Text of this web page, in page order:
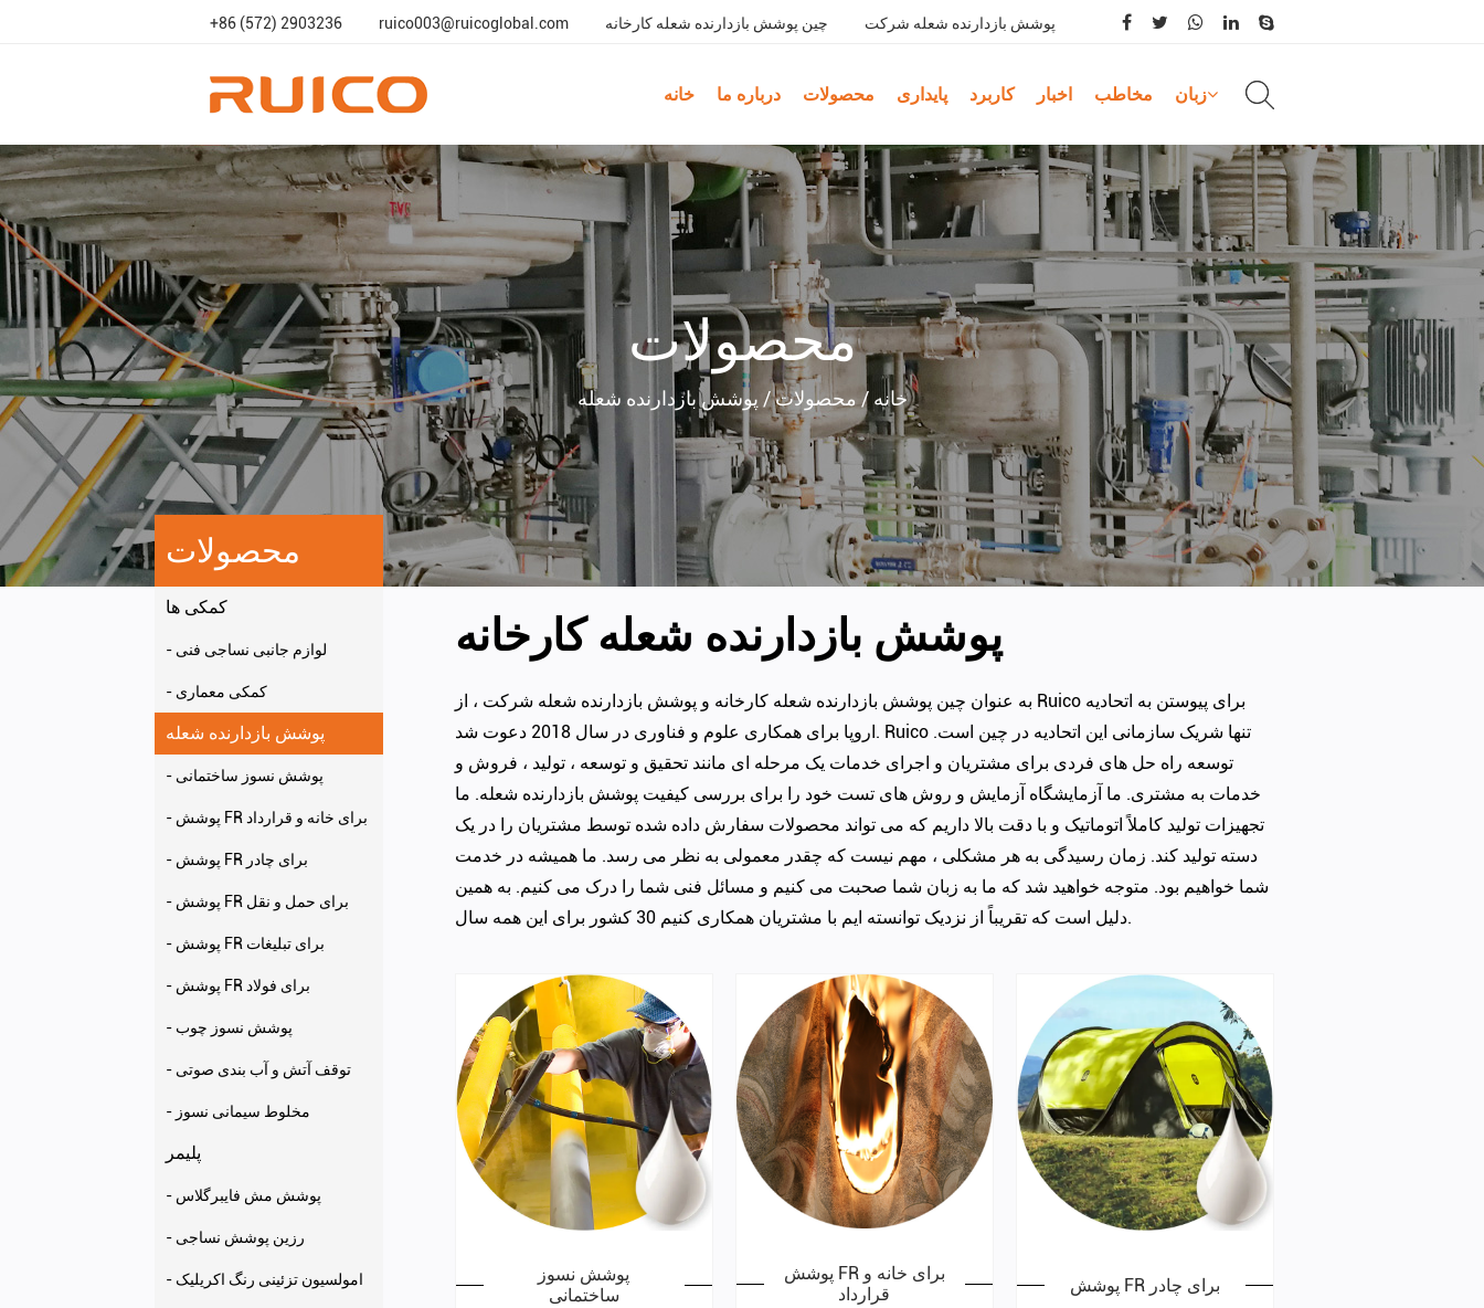
+86 (572) 2903236 ruico003@ruicoglobal.com چین پوشش بازدارنده شعله کارخانه پوشش بازدارنده شعله شرکت
خانه درباره ما محصولات پایداری کاربرد اخبار مخاطب زبان
محصولات
خانه/محصولات/ پوشش بازدارنده شعله
محصولات
کمکی ها
- لوازم جانبی نساجی فنی
- کمکی معماری
پوشش بازدارنده شعله
- پوشش نسوز ساختمانی
- پوشش FR برای خانه و قرارداد
- پوشش FR برای چادر
- پوشش FR برای حمل و نقل
- پوشش FR برای تبلیغات
- پوشش FR برای فولاد
- پوشش نسوز چوب
- توقف آتش و آب بندی صوتی
- مخلوط سیمانی نسوز
پلیمر
- پوشش مش فایبرگلاس
- رزین پوشش نساجی
- امولسیون تزئینی رنگ اکریلیک
پوشش بازدارنده شعله کارخانه
به عنوان چین پوشش بازدارنده شعله کارخانه و پوشش بازدارنده شعله شرکت ، از Ruico برای پیوستن به اتحادیه
اروپا برای همکاری علوم و فناوری در سال 2018 دعوت شد. Ruico تنها شریک سازمانی این اتحادیه در چین است.
توسعه راه حل های فردی برای مشتریان و اجرای خدمات یک مرحله ای مانند تحقیق و توسعه ، تولید ، فروش و
خدمات به مشتری. ما آزمایشگاه آزمایش و روش های تست خود را برای بررسی کیفیت پوشش بازدارنده شعله. ما
تجهیزات تولید کاملاً اتوماتیک و با دقت بالا داریم که می تواند محصولات سفارش داده شده توسط مشتریان را در یک
دسته تولید کند. زمان رسیدگی به هر مشکلی ، مهم نیست که چقدر معمولی به نظر می رسد. ما همیشه در خدمت
شما خواهیم بود. متوجه خواهید شد که ما به زبان شما صحبت می کنیم و مسائل فنی شما را درک می کنیم. به همین
دلیل است که تقریباً از نزدیک توانسته ایم با مشتریان همکاری کنیم 30 کشور برای این همه سال.
پوشش نسوز
ساختمانی
پوشش FR برای خانه و
قرارداد
پوشش FR برای چادر